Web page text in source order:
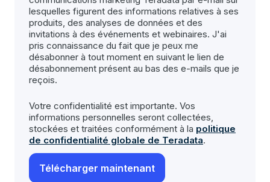
lesquelles figurent des informations relatives à ses
produits, des analyses de données et des
invitations à des événements et webinaires. J'ai
pris connaissance du fait que je peux me
désabonner à tout moment en suivant le lien de
désabonnement présent au bas des e-mails que je
reçois.
Votre confidentialité est importante. Vos
informations personnelles seront collectées,
stockées et traitées conformément à la politique
de confidentialité globale de Teradata.